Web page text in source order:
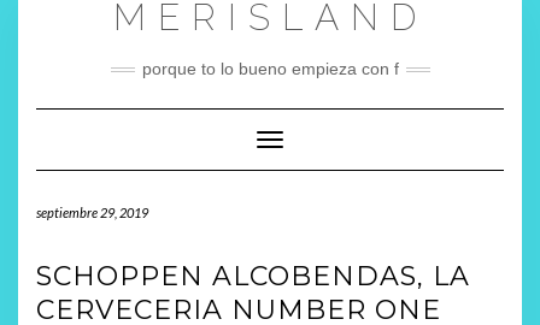
MERISLAND
porque to lo bueno empieza con f
Cambiar modo de navegación
septiembre 29, 2019
SCHOPPEN ALCOBENDAS, LA
CERVECERIA NUMBER ONE